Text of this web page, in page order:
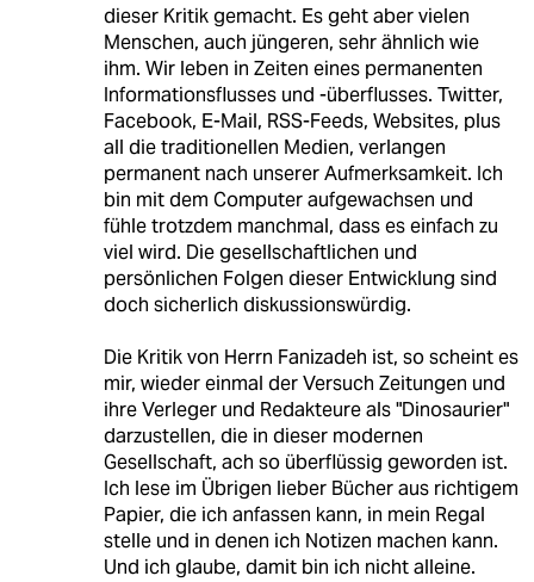
dieser Kritik gemacht. Es geht aber vielen
Menschen, auch jüngeren, sehr ähnlich wie
ihm. Wir leben in Zeiten eines permanenten
Informationsflusses und -überflusses. Twitter,
Facebook, E-Mail, RSS-Feeds, Websites, plus
all die traditionellen Medien, verlangen
permanent nach unserer Aufmerksamkeit. Ich
bin mit dem Computer aufgewachsen und
fühle trotzdem manchmal, dass es einfach zu
viel wird. Die gesellschaftlichen und
persönlichen Folgen dieser Entwicklung sind
doch sicherlich diskussionswürdig.
Die Kritik von Herrn Fanizadeh ist, so scheint es
mir, wieder einmal der Versuch Zeitungen und
ihre Verleger und Redakteure als "Dinosaurier"
darzustellen, die in dieser modernen
Gesellschaft, ach so überflüssig geworden ist.
Ich lese im Übrigen lieber Bücher aus richtigem
Papier, die ich anfassen kann, in mein Regal
stelle und in denen ich Notizen machen kann.
Und ich glaube, damit bin ich nicht alleine.